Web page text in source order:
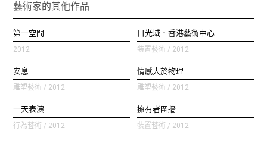
藝術家的其他作品
第一空間
2012
日光域．香港藝術中心
裝置藝術 / 2012
安息
雕塑藝術 / 2012
情感大於物理
雕塑藝術 / 2012
一天表演
行為藝術 / 2012
擁有者圍牆
裝置藝術 / 2012